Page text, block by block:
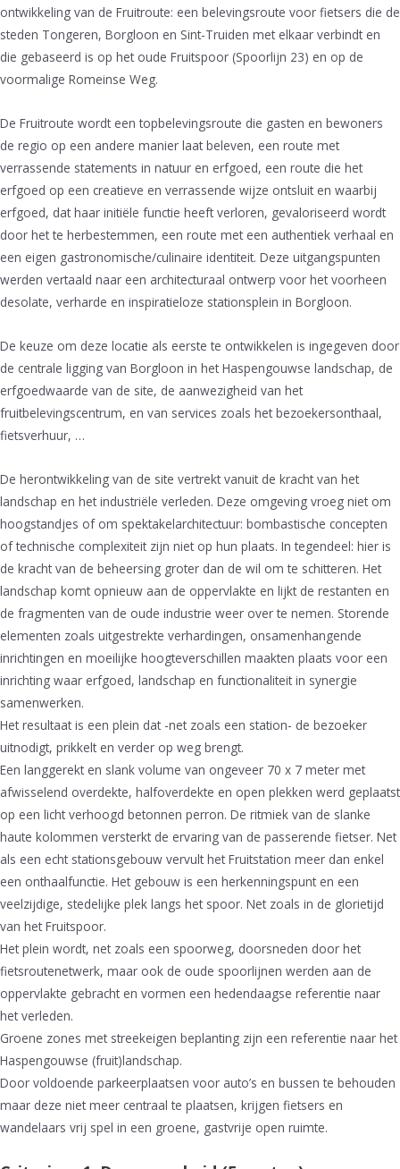
ontwikkeling van de Fruitroute: een belevingsroute voor fietsers die de
steden Tongeren, Borgloon en Sint-Truiden met elkaar verbindt en
die gebaseerd is op het oude Fruitspoor (Spoorlijn 23) en op de
voormalige Romeinse Weg.
De Fruitroute wordt een topbelevingsroute die gasten en bewoners
de regio op een andere manier laat beleven, een route met
verrassende statements in natuur en erfgoed, een route die het
erfgoed op een creatieve en verrassende wijze ontsluit en waarbij
erfgoed, dat haar initiële functie heeft verloren, gevaloriseerd wordt
door het te herbestemmen, een route met een authentiek verhaal en
een eigen gastronomische/culinaire identiteit. Deze uitgangspunten
werden vertaald naar een architecturaal ontwerp voor het voorheen
desolate, verharde en inspiratieloze stationsplein in Borgloon.
De keuze om deze locatie als eerste te ontwikkelen is ingegeven door
de centrale ligging van Borgloon in het Haspengouwse landschap, de
erfgoedwaarde van de site, de aanwezigheid van het
fruitbelevingscentrum, en van services zoals het bezoekersonthaal,
fietsverhuur, …
De herontwikkeling van de site vertrekt vanuit de kracht van het
landschap en het industriële verleden. Deze omgeving vroeg niet om
hoogstandjes of om spektakelarchitectuur: bombastische concepten
of technische complexiteit zijn niet op hun plaats. In tegendeel: hier is
de kracht van de beheersing groter dan de wil om te schitteren. Het
landschap komt opnieuw aan de oppervlakte en lijkt de restanten en
de fragmenten van de oude industrie weer over te nemen. Storende
elementen zoals uitgestrekte verhardingen, onsamenhangende
inrichtingen en moeilijke hoogteverschillen maakten plaats voor een
inrichting waar erfgoed, landschap en functionaliteit in synergie
samenwerken.
Het resultaat is een plein dat -net zoals een station- de bezoeker
uitnodigt, prikkelt en verder op weg brengt.
Een langgerekt en slank volume van ongeveer 70 x 7 meter met
afwisselend overdekte, halfoverdekte en open plekken werd geplaatst
op een licht verhoogd betonnen perron. De ritmiek van de slanke
haute kolommen versterkt de ervaring van de passerende fietser. Net
als een echt stationsgebouw vervult het Fruitstation meer dan enkel
een onthaalfunctie. Het gebouw is een herkenningspunt en een
veelzijdige, stedelijke plek langs het spoor. Net zoals in de glorietijd
van het Fruitspoor.
Het plein wordt, net zoals een spoorweg, doorsneden door het
fietsroutenetwerk, maar ook de oude spoorlijnen werden aan de
oppervlakte gebracht en vormen een hedendaagse referentie naar
het verleden.
Groene zones met streekeigen beplanting zijn een referentie naar het
Haspengouwse (fruit)landschap.
Door voldoende parkeerplaatsen voor auto’s en bussen te behouden
maar deze niet meer centraal te plaatsen, krijgen fietsers en
wandelaars vrij spel in een groene, gastvrije open ruimte.